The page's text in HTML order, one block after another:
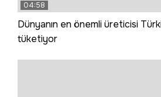
04:58
Dünyanın en önemli üreticisi
tüketiyor